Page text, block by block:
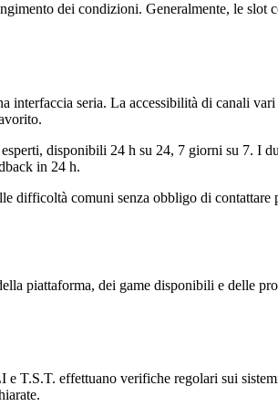
dei condizioni. Generalmente, le
interfaccia seria. La accessibilità di canali
disponibili 24 h su 24, 7 giorni su 7. I
in 24 h.
difficoltà comuni senza obbligo di contattare
piattaforma, dei game disponibili e delle
T.S.T. effettuano verifiche regolari sui